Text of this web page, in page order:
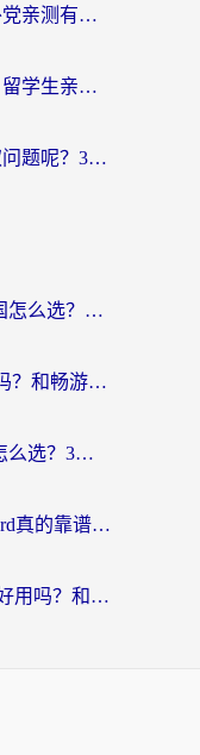
优酷地域限制怎么解锁？海外党亲测有效的追剧自由指南
海外可以看好看视频吗知乎？留学生亲测有效的回国追剧解决方案
海外看腾讯视频怎么解决版权问题呢？3步让你轻松解锁国内影视自由
海外党必看：iPhone VPN 回国怎么选？一篇搞定无缝访问国内资源
海外党必看：MalusVPN好用吗？和畅游VPN对比哪个回国效果更好？附穿梭飞鱼神龟真实体验
海外党必看：回国VPN APK怎么选？3步教你无缝刷国内剧玩国服
海外党必看：电脑vpn免费dcard真的靠谱吗？教你选对回国加速器无缝访问国内资源
海外党必看：Quickback VPN好用吗？和小黑牛VPN对比哪个回国效果更好？附真实体验+避坑指南